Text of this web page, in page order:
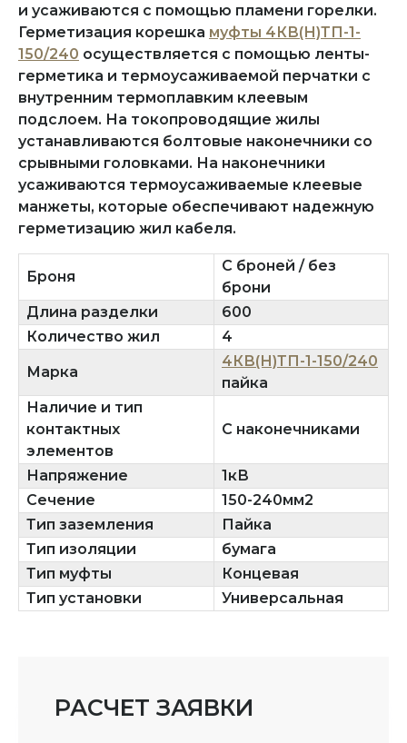
и усаживаются с помощью пламени горелки.
Герметизация корешка муфты 4КВ(Н)ТП-1-
150/240 осуществляется с помощью ленты-
герметика и термоусаживаемой перчатки с
внутренним термоплавким клеевым
подслоем. На токопроводящие жилы
устанавливаются болтовые наконечники со
срывными головками. На наконечники
усаживаются термоусаживаемые клеевые
манжеты, которые обеспечивают надежную
герметизацию жил кабеля.
Броня
С броней / без
брони
Длина разделки
600
Количество жил
4
Марка
4КВ(Н)ТП-1-150/240
пайка
Наличие и тип
контактных
элементов
С наконечниками
Напряжение
1кВ
Сечение
150-240мм2
Тип заземления
Пайка
Тип изоляции
бумага
Тип муфты
Концевая
Тип установки
Универсальная
РАСЧЕТ ЗАЯВКИ